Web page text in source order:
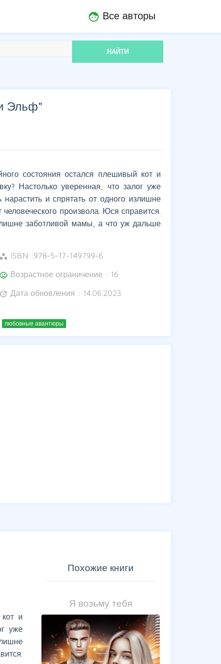
face Все авторы
НАЙТИ
Эльф"
состояния остался плешивый кот и
Настолько уверенная, что залог уже
и спрятать от одного излишне
произвола. Юся справится.
заботливой мамы, а что уж дальше
workspaces ISBN :978-5-17-149799-6
Возрастное ограничение : 16
update Дата обновления : 14.06.2023
любовные авантюры
и
уже
Похожие книги
Я возьму тебя